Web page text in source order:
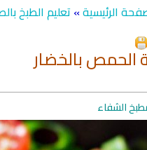
الرئيسية»تعليم الطبخ
بالخضار
الشفاء